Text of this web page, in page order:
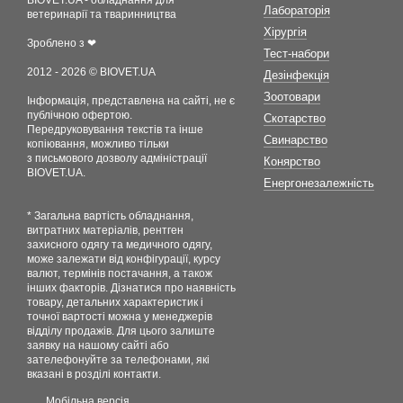
ветеринарії та тваринництва
Зроблено з ❤
2012 - 2026 © BIOVET.UA
Інформація, представлена на сайті, не є
публічною офертою.
Передруковування текстів та інше
копіювання, можливо тільки
з письмового дозволу адміністрації
BIOVET.UA.
* Загальна вартість обладнання,
витратних матеріалів, рентген
захисного одягу та медичного одягу,
може залежати від конфігурації, курсу
валют, термінів постачання, а також
інших факторів. Дізнатися про наявність
товару, детальних характеристик і
точної вартості можна у менеджерів
відділу продажів. Для цього залиште
заявку на нашому сайті або
зателефонуйте за телефонами, які
вказані в розділі контакти.
Лабораторія
Хірургія
Тест-набори
Дезінфекція
Зоотовари
Скотарство
Свинарство
Конярство
Енергонезалежність